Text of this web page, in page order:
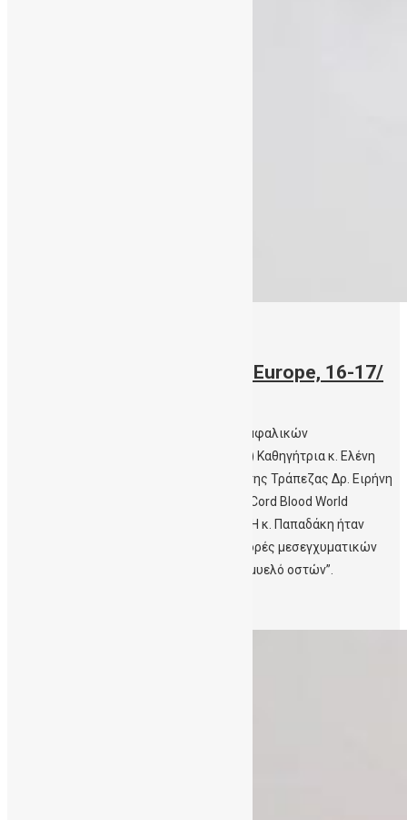
Συνέδριο Cord Blood World Europe, 16-17/
Η Διευθύντρια της Δημόσιας Τράπεζας Ομφαλικών
Βλαστοκυττάρων Κρήτης (ΔηΤΟΒ Κρήτης) Καθηγήτρια κ. Ελένη
Παπαδάκη και η Υπεύθυνη Επικοινωνίας της Τράπεζας Δρ. Ειρήνη
Μαυρουδή παρακολούθησαν το Συνέδριο Cord Blood World
Europe, 16–17/ Μαϊου 2018, στο Λονδίνο. Η κ. Παπαδάκη ήταν
προσκεκλημένη ομιλήτρια με θέμα “Διαφορές μεσεγχυματικών
βλαστοκυτταρων από ομφάλιο λώρο και μυελό οστών”.